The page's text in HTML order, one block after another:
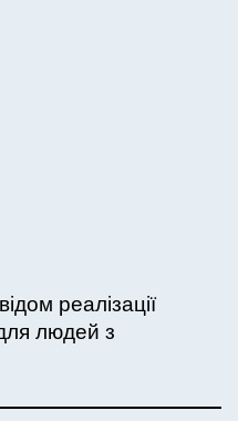
реалізації
людей з